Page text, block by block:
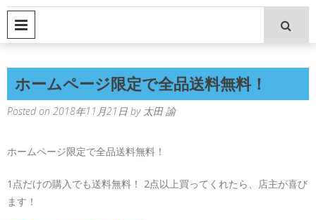
ホームページ限定で全品送料無料！
Posted on 2018年11月21日 by 太田 諭
ホームページ限定で全品送料無料！
1点だけの購入でも送料無料！ 2点以上買ってくれたら、店主が喜び
ます！